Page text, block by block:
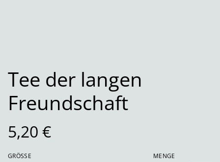
Tee der langen
Freundschaft
5,20 €
GRÖSSE MENGE